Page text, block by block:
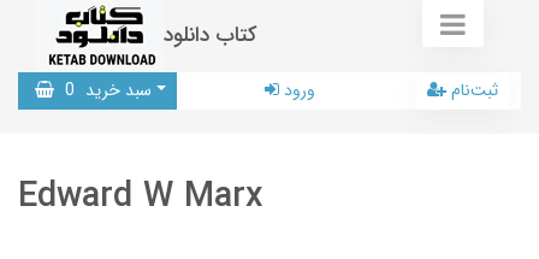
کتاب دانلود
سبد خرید 0 ورود ثبت‌نام
Edward W Marx